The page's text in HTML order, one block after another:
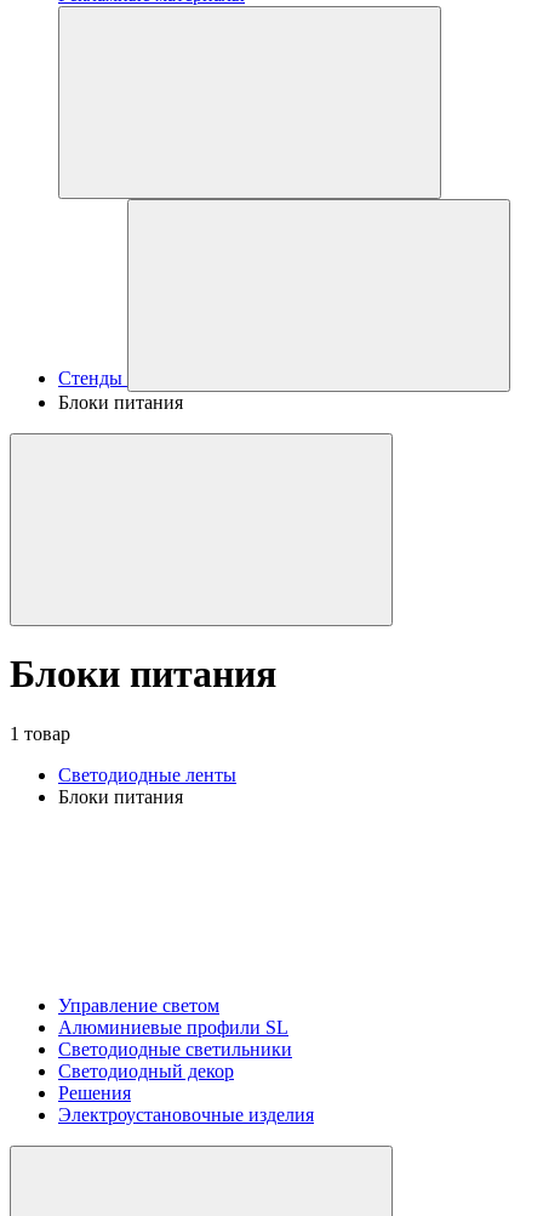
Стенды
Блоки питания
Блоки питания
1 товар
Светодиодные ленты
Блоки питания
Управление светом
Алюминиевые профили SL
Светодиодные светильники
Светодиодный декор
Решения
Электроустановочные изделия